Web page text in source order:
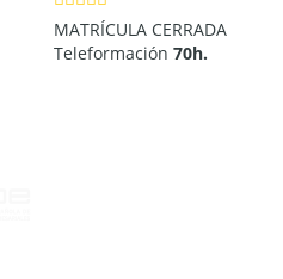
MATRÍCULA CERRADA
Teleformación70h.